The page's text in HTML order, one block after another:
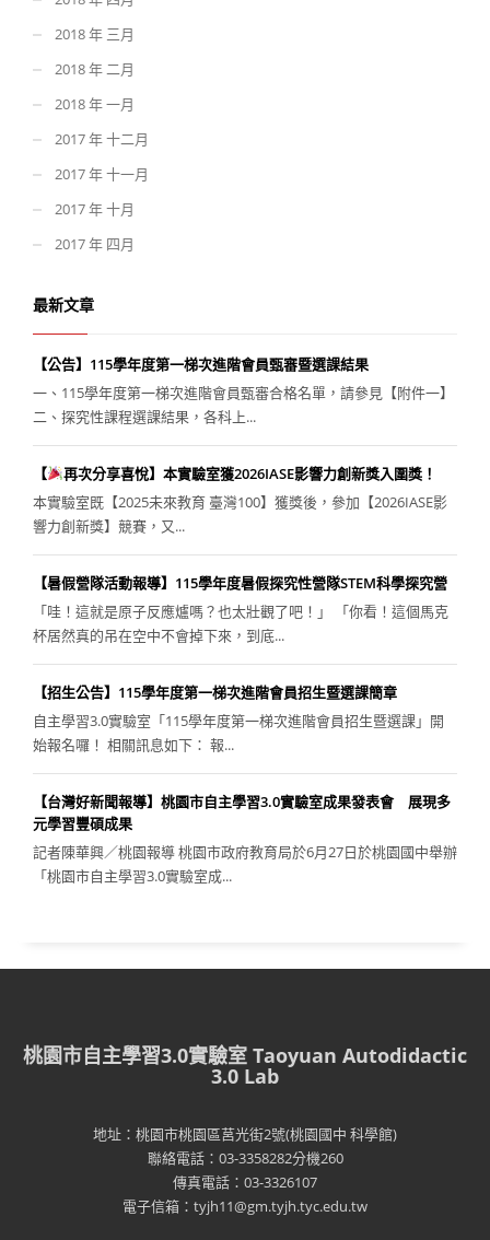
2018 年 三月
2018 年 二月
2018 年 一月
2017 年 十二月
2017 年 十一月
2017 年 十月
2017 年 四月
最新文章
【公告】115學年度第一梯次進階會員甄審暨選課結果
一、115學年度第一梯次進階會員甄審合格名單，請參見【附件一】
二、探究性課程選課結果，各科上...
【
再次分享喜悅】本實驗室獲2026IASE影響力創新獎入圍獎！
本實驗室既【2025未來教育 臺灣100】獲獎後，參加【2026IASE影
響力創新獎】競賽，又...
【暑假營隊活動報導】115學年度暑假探究性營隊STEM科學探究營
「哇！這就是原子反應爐嗎？也太壯觀了吧！」 「你看！這個馬克
杯居然真的吊在空中不會掉下來，到底...
【招生公告】115學年度第一梯次進階會員招生暨選課簡章
自主學習3.0實驗室「115學年度第一梯次進階會員招生暨選課」開
始報名囉！ 相關訊息如下： 報...
【台灣好新聞報導】桃園市自主學習3.0實驗室成果發表會 展現多
元學習豐碩成果
記者陳華興／桃園報導 桃園市政府教育局於6月27日於桃園國中舉辦
「桃園市自主學習3.0實驗室成...
桃園市自主學習3.0實驗室 Taoyuan Autodidactic
3.0 Lab
地址：桃園市桃園區莒光街2號(桃園國中 科學館)
聯絡電話：03-3358282分機260
傳真電話：03-3326107
電子信箱：tyjh11@gm.tyjh.tyc.edu.tw